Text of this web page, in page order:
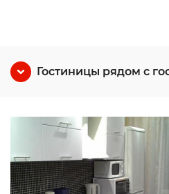
Гостиницы рядом с